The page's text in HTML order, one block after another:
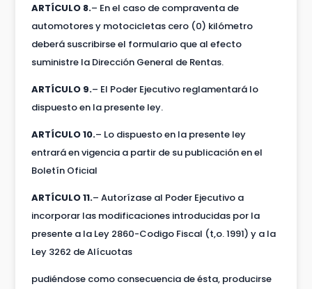
ARTÍCULO 8.– En el caso de compraventa de
automotores y motocicletas cero (0) kilómetro
deberá suscribirse el formulario que al efecto
suministre la Dirección General de Rentas.
ARTÍCULO 9.– El Poder Ejecutivo reglamentará lo
dispuesto en la presente ley.
ARTÍCULO 10.– Lo dispuesto en la presente ley
entrará en vigencia a partir de su publicación en el
Boletín Oficial
ARTÍCULO 11.– Autorízase al Poder Ejecutivo a
incorporar las modificaciones introducidas por la
presente a la Ley 2860-Codigo Fiscal (t,o. 1991) y a la
Ley 3262 de Alícuotas
pudiéndose como consecuencia de ésta, producirse